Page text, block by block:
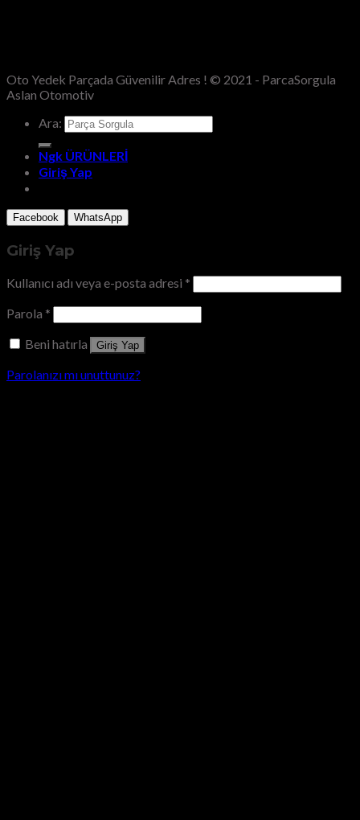
Oto Yedek Parçada Güvenilir Adres ! © 2021 - ParcaSorgula
Aslan Otomotiv
Ara:
Ngk ÜRÜNLERİ
Giriş Yap
Facebook WhatsApp
Giriş Yap
Kullanıcı adı veya e-posta adresi *
Parola *
Beni hatırla
Giriş Yap
Parolanızı mı unuttunuz?